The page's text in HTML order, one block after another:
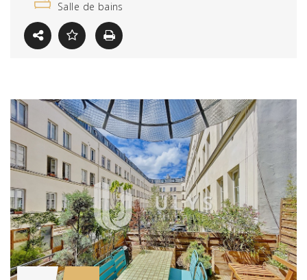
Salle de bains